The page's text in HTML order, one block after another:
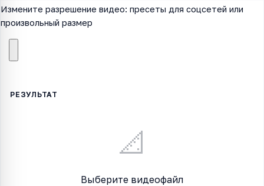
Измените разрешение видео: пресеты для соцсетей или
произвольный размер
📐
Выберите видеофайл